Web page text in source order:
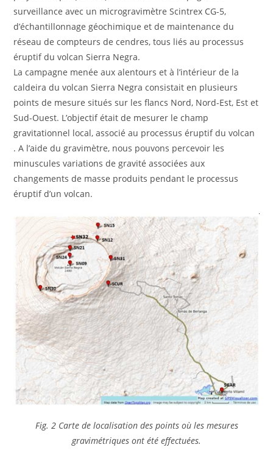
surveillance avec un microgravimètre Scintrex CG-5,
d’échantillonnage géochimique et de maintenance du
réseau de compteurs de cendres, tous liés au processus
éruptif du volcan Sierra Negra.
La campagne menée aux alentours et à l’intérieur de la
caldeira du volcan Sierra Negra consistait en plusieurs
points de mesure situés sur les flancs Nord, Nord-Est, Est et
Sud-Ouest. L’objectif était de mesurer le champ
gravitationnel local, associé au processus éruptif du volcan
. A l’aide du gravimètre, nous pouvons percevoir les
minuscules variations de gravité associées aux
changements de masse produits pendant le processus
éruptif d’un volcan.
Fig. 2 Carte de localisation des points où les mesures
gravimétriques ont été effectuées.